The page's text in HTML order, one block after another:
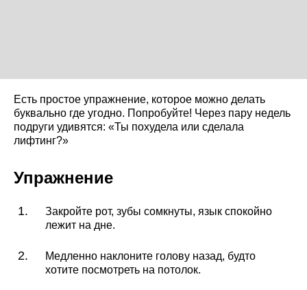
Есть простое упражнение, которое можно делать
буквально где угодно. Попробуйте! Через пару недель
подруги удивятся: «Ты похудела или сделала
лифтинг?»
Упражнение
Закройте рот, зубы сомкнуты, язык спокойно
лежит на дне.
Медленно наклоните голову назад, будто
хотите посмотреть на потолок.